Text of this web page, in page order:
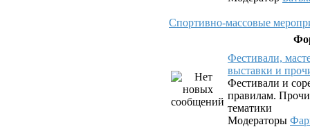
Спортивно-массовые
Фестивали,
выставки и
Фестивали и
правилам.
тематики
Модераторы